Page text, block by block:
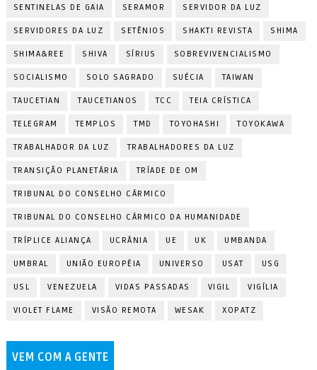
SENTINELAS DE GAIA SERAMOR SERVIDOR DA LUZ
SERVIDORES DA LUZ SETÊNIOS SHAKTI REVISTA SHIMA
SHIMA&REE SHIVA SÍRIUS SOBREVIVENCIALISMO
SOCIALISMO SOLO SAGRADO SUÉCIA TAIWAN
TAUCETIAN TAUCETIANOS TCC TEIA CRÍSTICA
TELEGRAM TEMPLOS TMD TOYOHASHI TOYOKAWA
TRABALHADOR DA LUZ TRABALHADORES DA LUZ
TRANSIÇÃO PLANETÁRIA TRÍADE DE OM
TRIBUNAL DO CONSELHO CÁRMICO
TRIBUNAL DO CONSELHO CÁRMICO DA HUMANIDADE
TRÍPLICE ALIANÇA UCRÂNIA UE UK UMBANDA
UMBRAL UNIÃO EUROPÉIA UNIVERSO USAT USG
USL VENEZUELA VIDAS PASSADAS VIGIL VIGÍLIA
VIOLET FLAME VISÃO REMOTA WESAK XOPATZ
VEM COM A GENTE